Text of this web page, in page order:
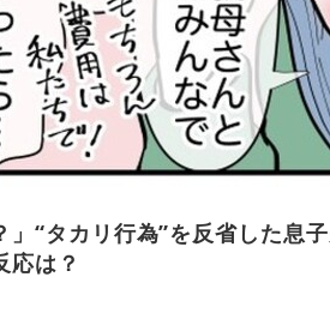
」“タカリ行為”を反省した
応は？